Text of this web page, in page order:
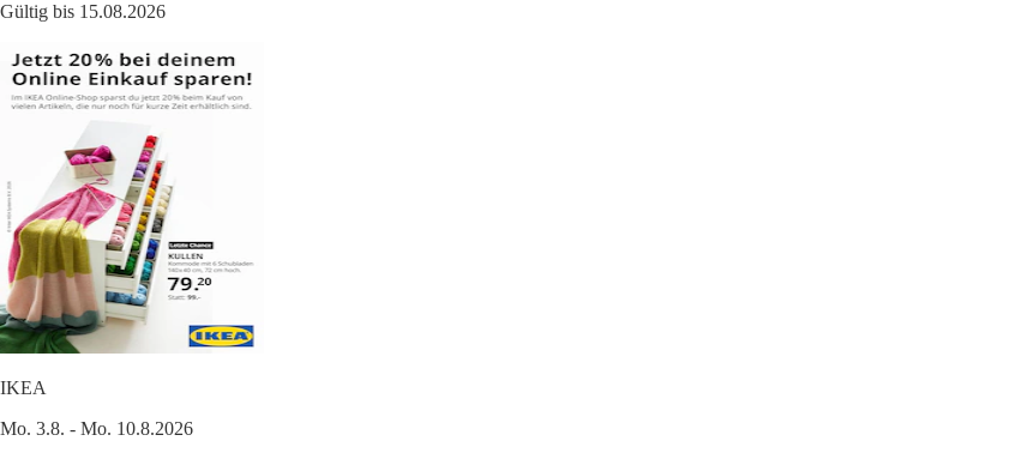
Gültig bis 15.08.2026
IKEA
Mo. 3.8. - Mo. 10.8.2026